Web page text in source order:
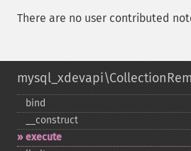
There are no user contributed
bind
_​_​construct
execute